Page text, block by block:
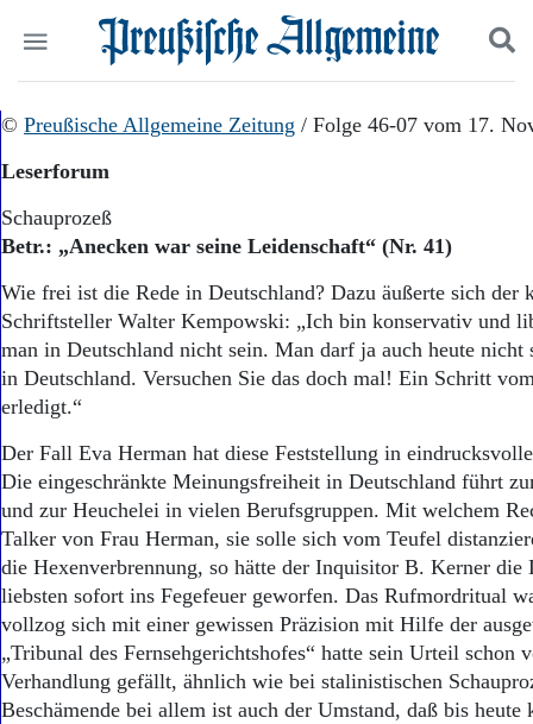
Start
Wer wir sind
Aktuelle Ausgabe
Abonnenten-Login
Abonnent werden
Abo Prämien
Archiv
Mediadaten
Politik
Leben
Geschichte
Ostpreußen
Pommern
Berlin-Brandenburg
Schlesien
Kontakt
Suchen und finden
© Preußische Allgemeine Zeitung / Folge 46-07 vom 17.
Leserforum
Schauprozeß
Betr.: „Anecken war seine Leidenschaft“ (Nr. 41)
Wie frei ist die Rede in Deutschland? Dazu äußerte sich der
Schriftsteller Walter Kempowski: „Ich bin konservativ und
man in Deutschland nicht sein. Man darf ja auch heute nicht
in Deutschland. Versuchen Sie das doch mal! Ein Schritt
erledigt.“
Der Fall Eva Herman hat diese Feststellung in
Die eingeschränkte Meinungsfreiheit in Deutschland führt
und zur Heuchelei in vielen Berufsgruppen. Mit welchem
Talker von Frau Herman, sie solle sich vom Teufel
die Hexenverbrennung, so hätte der Inquisitor B. Kerner die
liebsten sofort ins Fegefeuer geworfen. Das Rufmordritual
vollzog sich mit einer gewissen Präzision mit Hilfe der
„Tribunal des Fernsehgerichtshofes“ hatte sein Urteil schon
Verhandlung gefällt, ähnlich wie bei stalinistischen
Beschämende bei allem ist auch der Umstand, daß bis heute